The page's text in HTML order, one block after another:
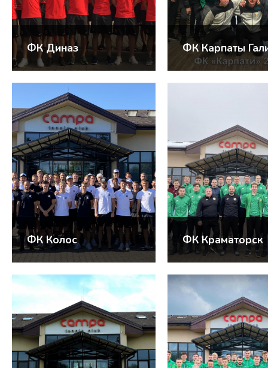
ФК Диназ ФК Карпаты
ФК Колос ФК Краматорск